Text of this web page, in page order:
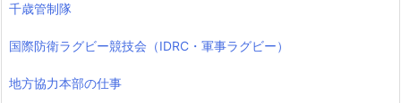
千歳管制隊
国際防衛ラグビー競技会（IDRC・軍事ラグビー）
地方協力本部の仕事